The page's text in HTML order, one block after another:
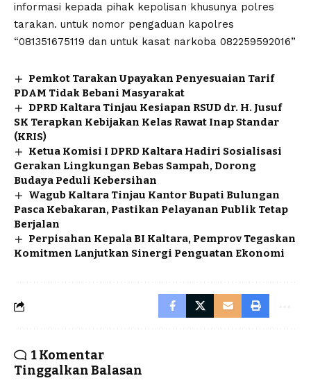
informasi kepada pihak kepolisan khusunya polres
tarakan. untuk nomor pengaduan kapolres
“081351675119 dan untuk kasat narkoba 082259592016”
Pemkot Tarakan Upayakan Penyesuaian Tarif
PDAM Tidak Bebani Masyarakat
DPRD Kaltara Tinjau Kesiapan RSUD dr. H. Jusuf
SK Terapkan Kebijakan Kelas Rawat Inap Standar
(KRIS)
Ketua Komisi I DPRD Kaltara Hadiri Sosialisasi
Gerakan Lingkungan Bebas Sampah, Dorong
Budaya Peduli Kebersihan
Wagub Kaltara Tinjau Kantor Bupati Bulungan
Pasca Kebakaran, Pastikan Pelayanan Publik Tetap
Berjalan
Perpisahan Kepala BI Kaltara, Pemprov Tegaskan
Komitmen Lanjutkan Sinergi Penguatan Ekonomi
1 Komentar
Tinggalkan Balasan